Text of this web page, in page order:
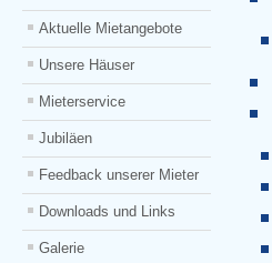
Aktuelle Mietangebote
Unsere Häuser
Mieterservice
Jubiläen
Feedback unserer Mieter
Downloads und Links
Galerie